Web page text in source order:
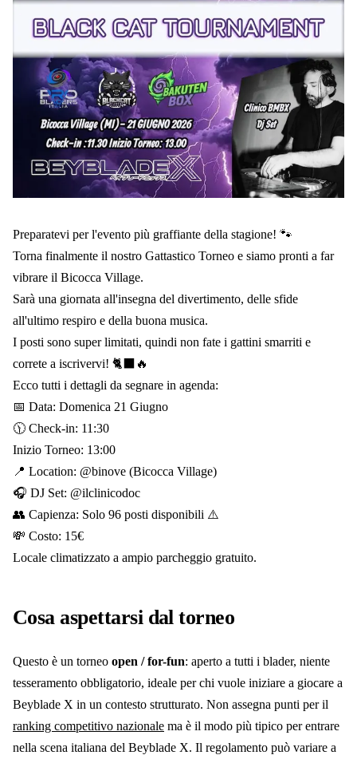
Preparatevi per l'evento più graffiante della stagione! 🐾
Torna finalmente il nostro Gattastico Torneo e siamo pronti a far
vibrare il Bicocca Village.
Sarà una giornata all'insegna del divertimento, delle sfide
all'ultimo respiro e della buona musica.
I posti sono super limitati, quindi non fate i gattini smarriti e
correte a iscrivervi! 🐈‍⬛🔥
Ecco tutti i dettagli da segnare in agenda:
📅 Data: Domenica 21 Giugno
🕦 Check-in: 11:30
Inizio Torneo: 13:00
📍 Location: @binove (Bicocca Village)
🎧 DJ Set: @ilclinicodoc
👥 Capienza: Solo 96 posti disponibili ⚠️
💸 Costo: 15€
Locale climatizzato a ampio parcheggio gratuito.
Cosa aspettarsi dal torneo
Questo è un torneo open / for-fun: aperto a tutti i blader, niente
tesseramento obbligatorio, ideale per chi vuole iniziare a giocare a
Beyblade X in un contesto strutturato. Non assegna punti per il
ranking competitivo nazionale ma è il modo più tipico per entrare
nella scena italiana del Beyblade X. Il regolamento può variare a